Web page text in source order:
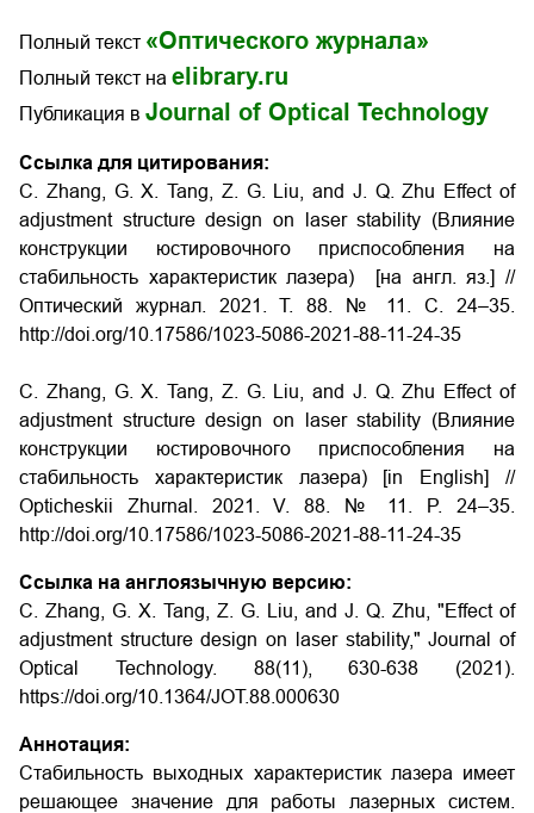
Полный текст «Оптического журнала»
Полный текст на elibrary.ru
Публикация в Journal of Optical Technology
Ссылка для цитирования:
C. Zhang, G. X. Tang, Z. G. Liu, and J. Q. Zhu Effect of
adjustment structure design on laser stability (Влияние
конструкции юстировочного приспособления на
стабильность характеристик лазера) [на англ. яз.] //
Оптический журнал. 2021. Т. 88. № 11. С. 24–35.
http://doi.org/10.17586/1023-5086-2021-88-11-24-35
C. Zhang, G. X. Tang, Z. G. Liu, and J. Q. Zhu Effect of
adjustment structure design on laser stability (Влияние
конструкции юстировочного приспособления на
стабильность характеристик лазера) [in English] //
Opticheskii Zhurnal. 2021. V. 88. № 11. P. 24–35.
http://doi.org/10.17586/1023-5086-2021-88-11-24-35
Ссылка на англоязычную версию:
C. Zhang, G. X. Tang, Z. G. Liu, and J. Q. Zhu, "Effect of
adjustment structure design on laser stability," Journal of
Optical Technology. 88(11), 630-638 (2021).
https://doi.org/10.1364/JOT.88.000630
Аннотация:
Стабильность выходных характеристик лазера имеет
решающее значение для работы лазерных систем.